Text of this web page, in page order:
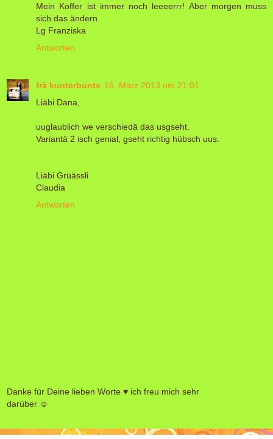
Mein Koffer ist immer noch leeeerrr! Aber morgen muss
sich das ändern
Lg Franziska
Antworten
frä kunterbunts 16. März 2013 um 21:01
Liäbi Dana,
uuglaublich we verschiedä das usgseht.
Variantä 2 isch genial, gseht richtig hübsch uus.
Liäbi Grüässli
Claudia
Antworten
Danke für Deine lieben Worte ♥ ich freu mich sehr
darüber ☺